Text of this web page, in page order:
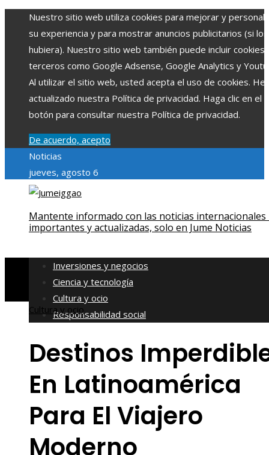
Nuestro sitio web utiliza cookies para mejorar y
su experiencia y para mostrar anuncios publicitarios (si los
hubiera). Nuestro sitio web también puede incluir cookies
terceros como Google Adsense, Google Analytics y
Al utilizar el sitio web, usted acepta el uso de cookies.
actualizado nuestra Política de privacidad. Haga clic en el
botón para consultar nuestra Política de privacidad.
De acuerdo, acepto
Noticias
jueves, agosto 6
Mantente informado con las noticias internacionales
importantes y actualizadas, solo en Jume Noticias
Inversiones y negocios
Ciencia y tecnología
Cultura y ocio
Responsabilidad social
Cultura y ocio
Destinos
En Latinoamérica
Para El Viajero
Moderno